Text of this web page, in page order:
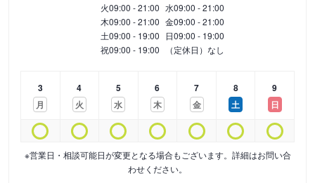
火09:00 - 21:00 水09:00 - 21:00
木09:00 - 21:00 金09:00 - 21:00
土09:00 - 19:00 日09:00 - 19:00
祝09:00 - 19:00 （定休日）なし
3
月
4
火
5
水
6
木
7
金
8
土
9
日
※営業日・相談可能日が変更となる場合もございます。詳細はお問い合
わせください。